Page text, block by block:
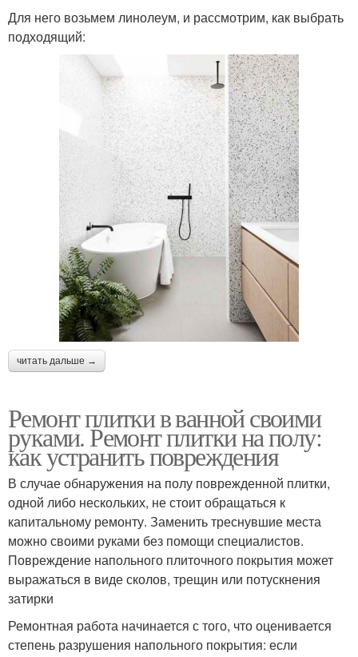
Для него возьмем линолеум, и рассмотрим, как выбрать
подходящий:
читать дальше →
Ремонт плитки в ванной своими
руками. Ремонт плитки на полу:
как устранить повреждения
В случае обнаружения на полу поврежденной плитки,
одной либо нескольких, не стоит обращаться к
капитальному ремонту. Заменить треснувшие места
можно своими руками без помощи специалистов.
Повреждение напольного плиточного покрытия может
выражаться в виде сколов, трещин или потускнения
затирки
Ремонтная работа начинается с того, что оценивается
степень разрушения напольного покрытия: если